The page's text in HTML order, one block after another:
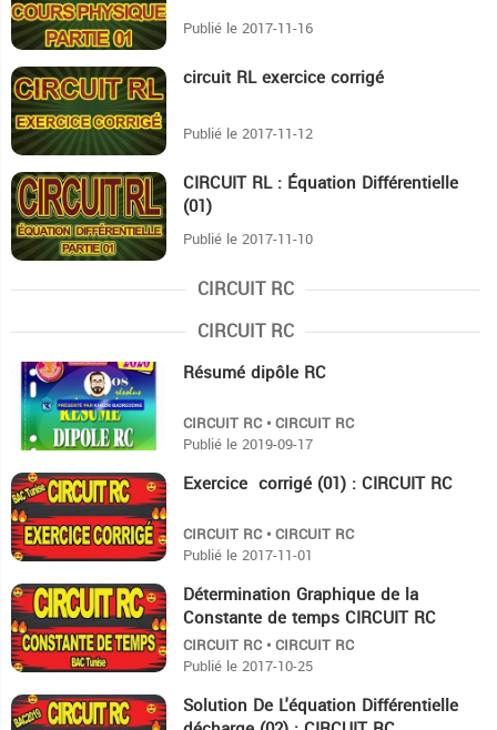
Publié le 2017-11-16
32:2 circuit RL exercice corrigé
Publié le 2017-11-12
18:39 CIRCUIT RL : Équation Différentielle
(01)
Publié le 2017-11-10
CIRCUIT RC
CIRCUIT RC
10:26 Résumé dipôle RC
CIRCUIT RC • CIRCUIT RC
Publié le 2019-09-17
47:26 Exercice corrigé (01) : CIRCUIT RC
CIRCUIT RC • CIRCUIT RC
Publié le 2017-11-01
13:5 Détermination Graphique de la
Constante de temps CIRCUIT RC
CIRCUIT RC • CIRCUIT RC
Publié le 2017-10-25
13:50 Solution De L'équation Différentielle